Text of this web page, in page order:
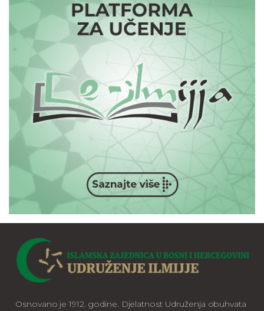
Osnovano je 1912. godine. Djelatnost Udruženja obuhvata